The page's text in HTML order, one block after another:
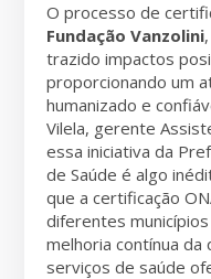
O processo de
Fundação Vanzolini
trazido impactos
proporcionando um
humanizado e
Vilela, gerente
essa iniciativa da
de Saúde é algo
que a certificação
diferentes
melhoria contínua da
serviços de saúde